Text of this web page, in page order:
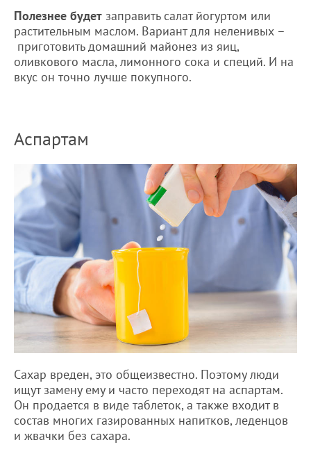
Полезнее будет заправить салат йогуртом или
растительным маслом. Вариант для неленивых –
приготовить домашний майонез из яиц,
оливкового масла, лимонного сока и специй. И на
вкус он точно лучше покупного.
Аспартам
Сахар вреден, это общеизвестно. Поэтому люди
ищут замену ему и часто переходят на аспартам.
Он продается в виде таблеток, а также входит в
состав многих газированных напитков, леденцов
и жвачки без сахара.